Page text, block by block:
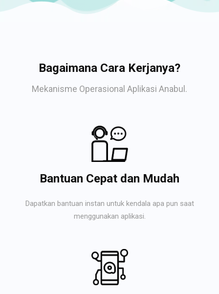
Bagaimana Cara Kerjanya?
Mekanisme Operasional Aplikasi Anabul.
Bantuan Cepat dan Mudah
Dapatkan bantuan instan untuk kendala apa pun saat
menggunakan aplikasi.